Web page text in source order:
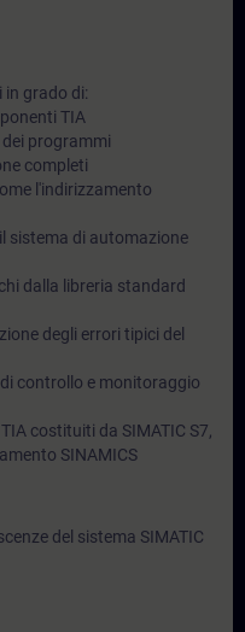
grado di:
TIA
programmi
completi
l'indirizzamento
sistema di automazione
dalla libreria standard
degli errori tipici del
controllo e monitoraggio
costituiti da SIMATIC S7,
SINAMICS
del sistema SIMATIC